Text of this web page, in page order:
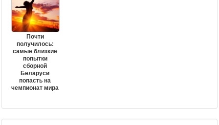
Почти
получилось:
самые близкие
попытки
сборной
Беларуси
попасть на
чемпионат мира